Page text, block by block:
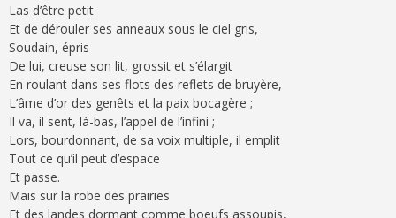
Las d’être petit
Et de dérouler ses anneaux sous le ciel gris,
Soudain, épris
De lui, creuse son lit, grossit et s’élargit
En roulant dans ses flots des reflets de bruyère,
L’âme d’or des genêts et la paix bocagère ;
Il va, il sent, là-bas, l’appel de l’infini ;
Lors, bourdonnant, de sa voix multiple, il emplit
Tout ce qu’il peut d’espace
Et passe.
Mais sur la robe des prairies
Et des landes dormant comme boeufs assoupis,